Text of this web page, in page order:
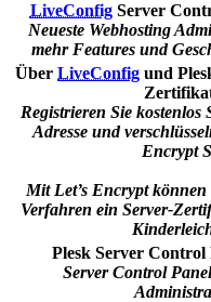
LiveConfigServer
Neueste Webhosting
mehr Features und
Über LiveConfig und
Registrieren Sie
Adresse und
Encrypt
Mit Let’s Encrypt
Verfahren ein Server-
Plesk Server Control
Server Control